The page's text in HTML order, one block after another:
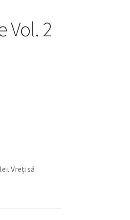
Vol. 2
Vreți să